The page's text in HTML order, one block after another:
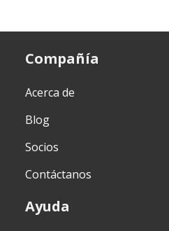
Compañía
Acerca de
Blog
Socios
Contáctanos
Ayuda